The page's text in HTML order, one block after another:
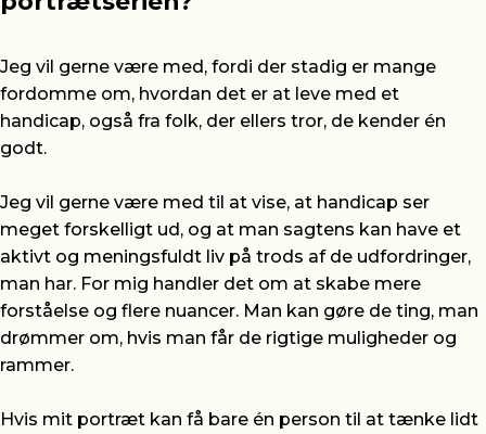
Jeg vil gerne være med, fordi der stadig er mange
fordomme om, hvordan det er at leve med et
handicap, også fra folk, der ellers tror, de kender én
godt.
Jeg vil gerne være med til at vise, at handicap ser
meget forskelligt ud, og at man sagtens kan have et
aktivt og meningsfuldt liv på trods af de udfordringer,
man har. For mig handler det om at skabe mere
forståelse og flere nuancer. Man kan gøre de ting, man
drømmer om, hvis man får de rigtige muligheder og
rammer.
Hvis mit portræt kan få bare én person til at tænke lidt